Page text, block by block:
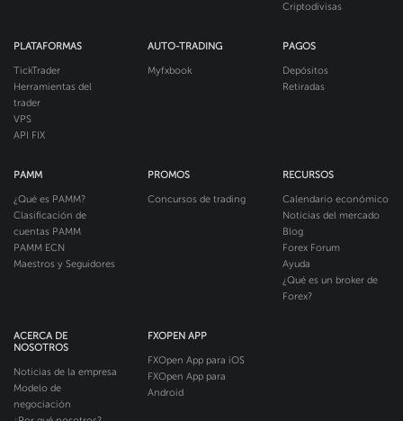
Criptodivisas
PLATAFORMAS
TickTrader
Herramientas del
trader
VPS
API FIX
AUTO-TRADING
Myfxbook
PAGOS
Depósitos
Retiradas
PAMM
¿Qué es PAMM?
Clasificación de
cuentas PAMM
PAMM ECN
Maestros y Seguidores
PROMOS
Concursos de trading
RECURSOS
Calendario económico
Noticias del mercado
Blog
Forex Forum
Ayuda
¿Qué es un broker de
Forex?
ACERCA DE
NOSOTROS
Noticias de la empresa
Modelo de
negociación
FXOPEN APP
FXOpen App para iOS
FXOpen App para
Android